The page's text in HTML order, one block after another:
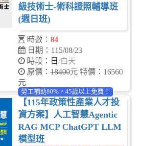
級技術士-術科證照輔導班
(週日班)
時數： 84
日期：115/08/23
時段：
日 /白天
原價：18400元 特價：16560
元
勞工補助80%，45歲以上免費！
【115年政策性產業人才投
資方案】人工智慧Agentic
RAG MCP ChatGPT LLM
模型班